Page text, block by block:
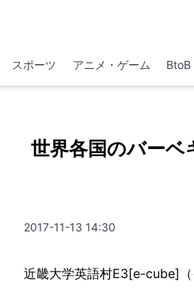
スポーツ アニメ・ゲーム BtoB
世界各国のバー
2017-11-13 14:30
近畿大学英語村E3[e-cube]（